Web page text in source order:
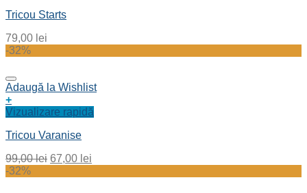
Tricou Starts
79,00 lei
-32%
Adaugă la Wishlist
+
Vizualizare rapidă
Tricou Varanise
99,00lei 67,00 lei
-32%